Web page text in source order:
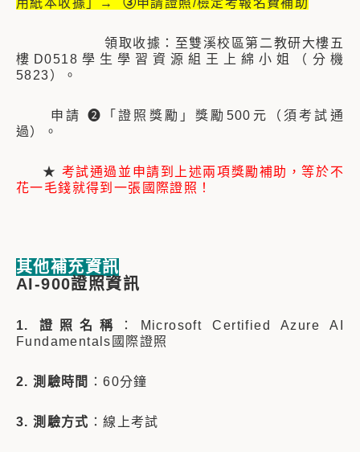
用紙本收據」→ ③申請證照/檢定考報名費補助
領取收據：至雙溪校區第二教研大樓五
樓D0518學生學習資源組王上綿小姐（分機
5823）。
申請 ❷「證照獎勵」獎勵500元（須考試通
過）。
★ 考試通過並申請到上述兩項獎勵補助，等於不
花一毛錢就得到一張國際證照！
其他補充資訊
AI-900證照資訊
1. 證照名稱
：Microsoft Certified Azure AI
Fundamentals國際證照
2. 測驗時間 ：60分鐘
3. 測驗方式 ：線上考試